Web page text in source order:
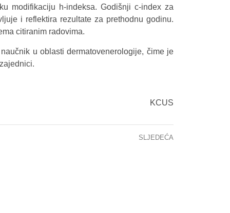
modifikaciju h-indeksa. Godišnji c-index za
i reflektira rezultate za prethodnu godinu.
citiranim radovima.
u oblasti dermatovenerologije, čime je
KCUS
SLJEDEĆA